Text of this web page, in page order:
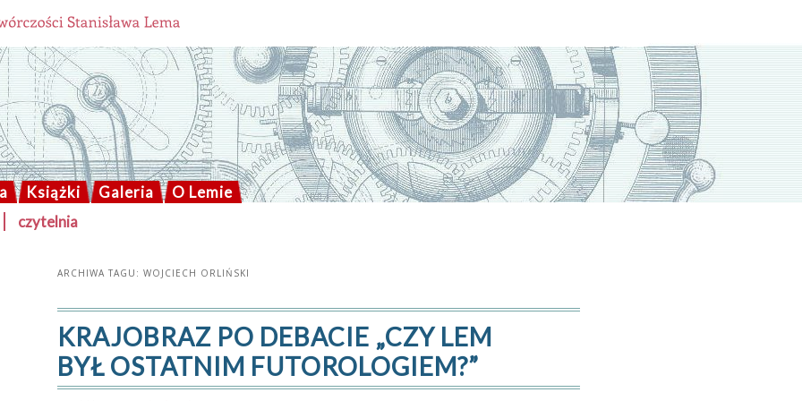
Książki Galeria O Lemie
czytelnia
ARCHIWA TAGU: WOJCIECH ORLIŃSKI
KRAJOBRAZ PO DEBACIE „CZY LEM
BYŁ OSTATNIM FUTOROLOGIEM?”